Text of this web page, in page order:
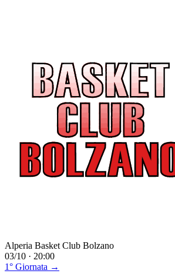
Alperia Basket Club Bolzano
03/10 · 20:00
1° Giornata →